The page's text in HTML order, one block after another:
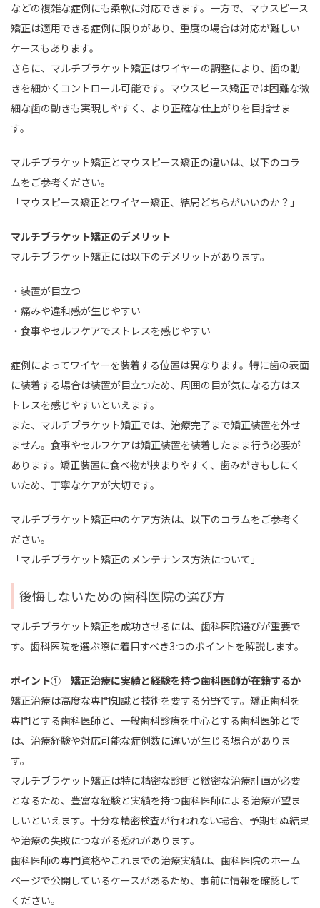
などの複雑な症例にも柔軟に対応できます。一方で、マウスピース
矯正は適用できる症例に限りがあり、重度の場合は対応が難しい
ケースもあります。
さらに、マルチブラケット矯正はワイヤーの調整により、歯の動
きを細かくコントロール可能です。マウスピース矯正では困難な微
細な歯の動きも実現しやすく、より正確な仕上がりを目指せま
す。
マルチブラケット矯正とマウスピース矯正の違いは、以下のコラ
ムをご参考ください。
「マウスピース矯正とワイヤー矯正、結局どちらがいいのか？」
マルチブラケット矯正のデメリット
マルチブラケット矯正には以下のデメリットがあります。
・装置が目立つ
・痛みや違和感が生じやすい
・食事やセルフケアでストレスを感じやすい
症例によってワイヤーを装着する位置は異なります。特に歯の表面
に装着する場合は装置が目立つため、周囲の目が気になる方はス
トレスを感じやすいといえます。
また、マルチブラケット矯正では、治療完了まで矯正装置を外せ
ません。食事やセルフケアは矯正装置を装着したまま行う必要が
あります。矯正装置に食べ物が挟まりやすく、歯みがきもしにく
いため、丁寧なケアが大切です。
マルチブラケット矯正中のケア方法は、以下のコラムをご参考く
ださい。
「マルチブラケット矯正のメンテナンス方法について」
後悔しないための歯科医院の選び方
マルチブラケット矯正を成功させるには、歯科医院選びが重要で
す。歯科医院を選ぶ際に着目すべき3つのポイントを解説します。
ポイント①｜矯正治療に実績と経験を持つ歯科医師が在籍するか
矯正治療は高度な専門知識と技術を要する分野です。矯正歯科を
専門とする歯科医師と、一般歯科診療を中心とする歯科医師とで
は、治療経験や対応可能な症例数に違いが生じる場合がありま
す。
マルチブラケット矯正は特に精密な診断と緻密な治療計画が必要
となるため、豊富な経験と実績を持つ歯科医師による治療が望ま
しいといえます。十分な精密検査が行われない場合、予期せぬ結果
や治療の失敗につながる恐れがあります。
歯科医師の専門資格やこれまでの治療実績は、歯科医院のホーム
ページで公開しているケースがあるため、事前に情報を確認して
ください。